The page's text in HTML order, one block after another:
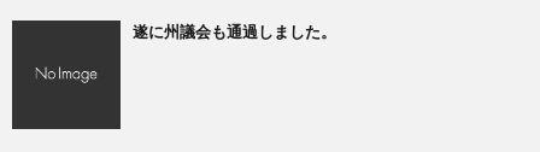
遂に州議会も通過しました。